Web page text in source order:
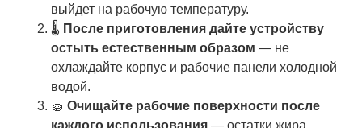
выйдет на рабочую температуру.
🌡 После приготовления дайте устройству
остыть естественным образом — не
охлаждайте корпус и рабочие панели холодной
водой.
🧽 Очищайте рабочие поверхности после
каждого использования — остатки жира